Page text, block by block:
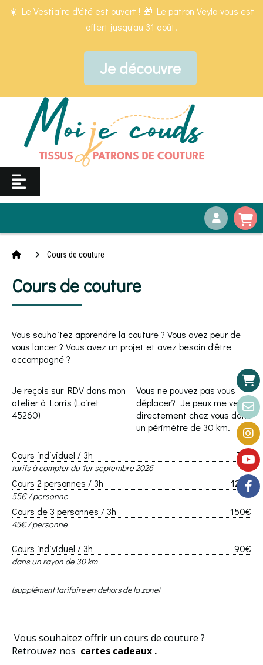
☀️ Le Vestiaire d'été est ouvert ! 🎁 Le patron Veyla vous est
offert jusqu'au 31 août.
Je découvre
Cours de couture
Cours de couture
Vous souhaitez apprendre la couture ? Vous avez peur de
vous lancer ? Vous avez un projet et avez besoin d'être
accompagné ?
Je reçois sur RDV dans mon
atelier à Lorris (Loiret
45260)
Vous ne pouvez pas vous
déplacer? Je peux me venir
directement chez vous dans
un périmètre de 30 km.
Cours individuel / 3h 75€
tarifs à compter du 1er septembre 2026
Cours 2 personnes / 3h 120€
55€ / personne
Cours de 3 personnes / 3h 150€
45€ / personne
Cours individuel / 3h 90€
dans un rayon de 30 km
(supplément tarifaire en dehors de la zone)
Vous souhaitez offrir un cours de couture ?
Retrouvez nos cartes cadeaux .